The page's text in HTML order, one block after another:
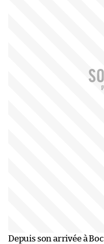
Depuis son arrivée à